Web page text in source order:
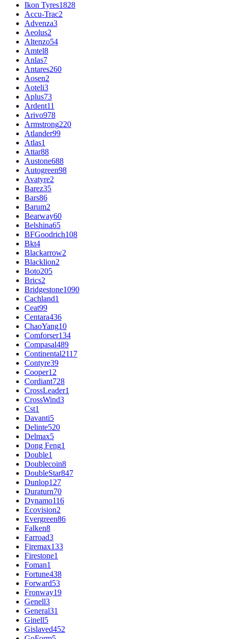
Ikon Tyres1828
Accu-Trac2
Advenza3
Aeolus2
Altenzo54
Amtel8
Anlas7
Antares260
Aosen2
Aoteli3
Aplus73
Ardent11
Arivo978
Armstrong220
Atlander99
Atlas1
Attar88
Austone688
Autogreen98
Avatyre2
Barez35
Bars86
Barum2
Bearway60
Belshina65
BFGoodrich108
Bkt4
Blackarrow2
Blacklion2
Boto205
Brics2
Bridgestone1090
Cachland1
Ceat99
Centara436
ChaoYang10
Comforser134
Compasal489
Continental2117
Contyre39
Cooper12
Cordiant728
CrossLeader1
CrossWind3
Cst1
Davanti5
Delinte520
Delmax5
Dong Feng1
Double1
Doublecoin8
DoubleStar847
Dunlop127
Duraturn70
Dynamo116
Ecovision2
Evergreen86
Falken8
Farroad3
Firemax133
Firestone1
Foman1
Fortune438
Forward53
Fronway19
Genell3
General31
Ginell5
Gislaved452